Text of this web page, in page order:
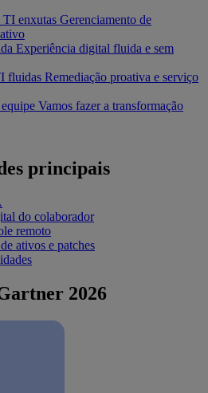
TI enxutas Gerenciamento de
Experiência digital fluida e sem
fluidas Remediação proativa e serviço
Vamos fazer a transformação
principais
do colaborador
remoto
ativos e patches
2026